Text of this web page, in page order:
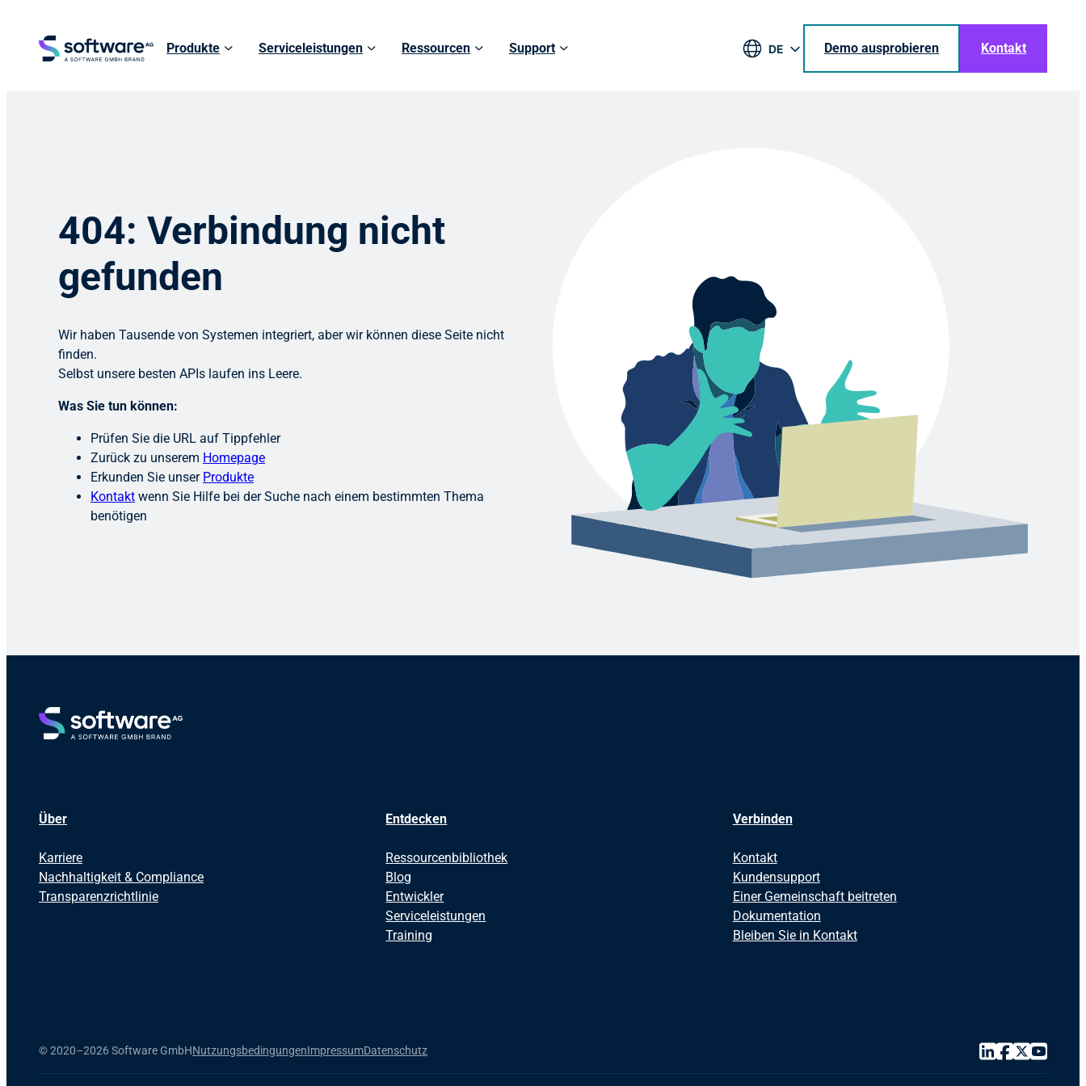
Produkte Serviceleistungen Ressourcen Support
DE
Demo ausprobieren Kontakt
404: Verbindung nicht
gefunden
Wir haben Tausende von Systemen integriert, aber wir können diese Seite nicht
finden.
Selbst unsere besten APIs laufen ins Leere.
Was Sie tun können:
Prüfen Sie die URL auf Tippfehler
Zurück zu unserem Homepage
Erkunden Sie unser Produkte
Kontakt wenn Sie Hilfe bei der Suche nach einem bestimmten Thema
benötigen
Über
Karriere
Nachhaltigkeit & Compliance
Transparenzrichtlinie
Entdecken
Ressourcenbibliothek
Blog
Entwickler
Serviceleistungen
Training
Verbinden
Kontakt
Kundensupport
Einer Gemeinschaft beitreten
Dokumentation
Bleiben Sie in Kontakt
©2020–2026 Software GmbHNutzungsbedingungenImpressumDatenschutz